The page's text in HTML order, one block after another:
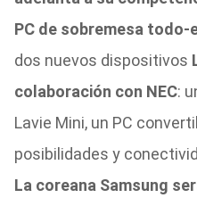
PC de sobremesa todo-
dos nuevos dispositivos
colaboración con NEC:
Lavie Mini, un PC
posibilidades y
La coreana Samsung